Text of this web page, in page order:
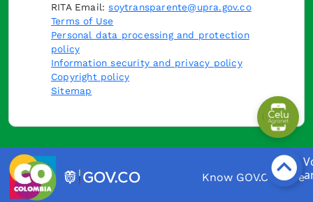
RITA Email:soytransparente@upra.gov.co
Terms of Use
Personal data processing and protection
policy
Information security and privacy policy
Copyright policy
Sitemap
Know GOV.CO here